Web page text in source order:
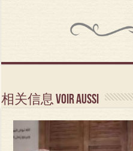
相关信息 Voir aussi